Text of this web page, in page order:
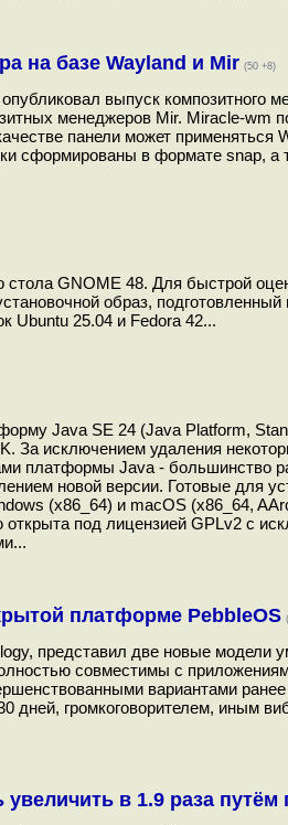
на базе Wayland и Mir (50 +8)
выпуск композитного
менеджеров Mir. Miracle-wm
панели может применяться
сформированы в формате snap, а
GNOME 48. Для быстрой
образ,
Ubuntu 25.04 и Fedora 42...
Java SE 24 (Java Platform,
За исключением удаления
платформы Java - большинство
новой версии. Готовые для
(x86_64) и macOS (x86_64,
под лицензией GPLv2 с
платформе PebbleOS
представил две новые модели
совместимы с
вариантами
дней, громкоговорителем, иным
в 1.9 раза путём